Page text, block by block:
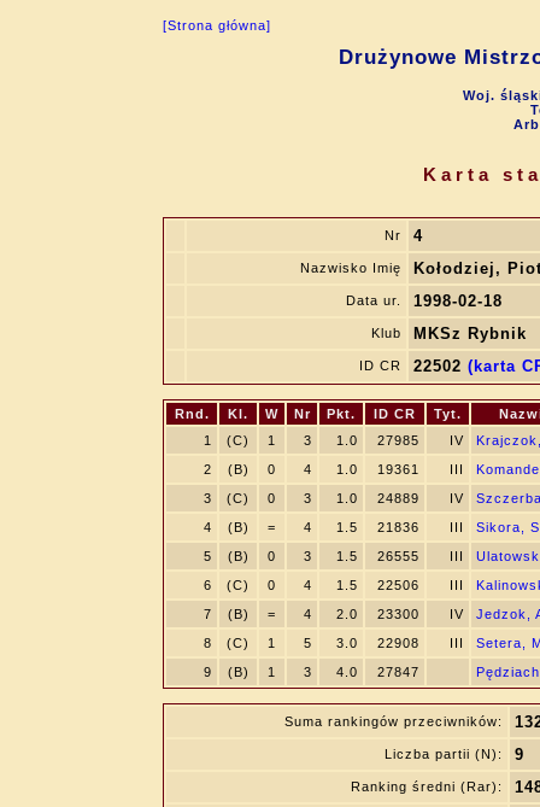
[Strona główna]
Drużynowe
Woj.
Karta
Nr 4
Nazwisko Imię Kołodziej,
Data ur. 1998-02-18
Klub MKSz Rybnik
ID CR 22502 (karta
Rnd. Kl. W Nr Pkt. ID CR Tyt.
1
(C) 1 3 1.0 27985 IV
2
(B) 0 4 1.0 19361 III
3
(C) 0 3 1.0 24889 IV
4
(B) = 4 1.5 21836 III
Sikora,
5
(B) 0 3 1.5 26555 III
6
(C) 0 4 1.5 22506 III
7
(B) = 4 2.0 23300 IV
Jedzok,
8
(C) 1 5 3.0 22908 III
Setera,
9
(B) 1 3 4.0 27847
Suma rankingów przeciwników:
Liczba partii (N): 9
Ranking średni (Rar):